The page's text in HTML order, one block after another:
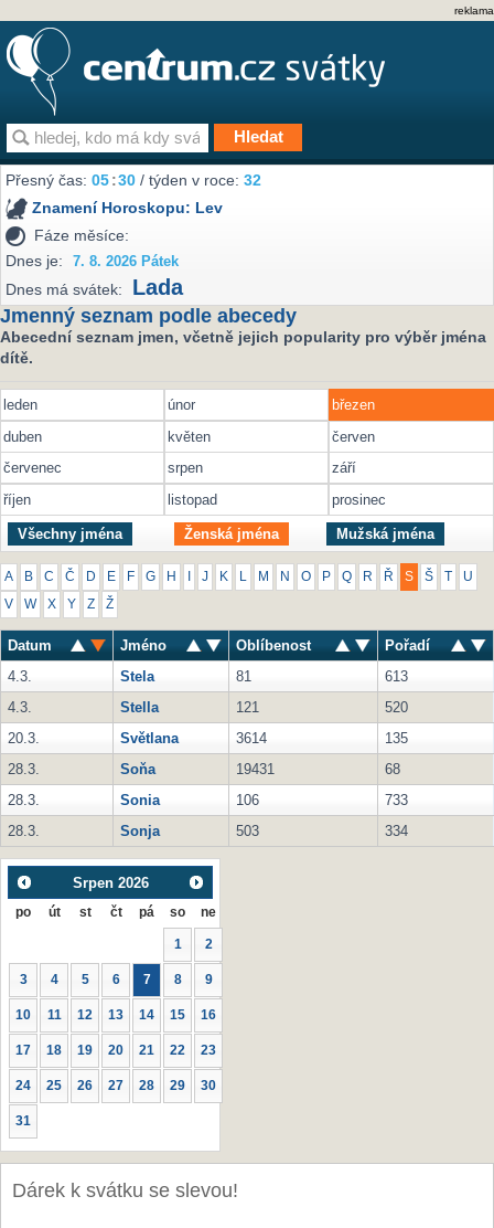
reklama
Přesný čas:05 30 / týden v roce:32
Znamení Horoskopu: Lev
Fáze měsíce:
Dnes je:
7. 8. 2026 Pátek
Dnes má svátek: Lada
Jmenný seznam podle abecedy
Abecední seznam jmen, včetně jejich popularity pro výběr jména
dítě.
leden únor
březen
duben
květen
červen
červenec
srpen
září
říjen
listopad prosinec
Všechny jména Ženská jména Mužská jména
A B C Č D E F G H J K M N O P Q R Ř S Š U
V W X Y Z Ž
Datum Jméno Oblíbenost
Pořadí
4.3.
Stela 81
613
4.3.
Stella 121
520
20.3.
Světlana 3614
135
28.3.
Soňa 19431
68
28.3.
Sonia 106
733
28.3.
Sonja 503 334
Srpen 2026
po út st čt pá so ne
1 2
3 4 5 6 7 8 9
10 11 12 13 14 15 16
17 18 19 20 21 22 23
24 25 26 27 28 29 30
31
Dárek k svátku se slevou!